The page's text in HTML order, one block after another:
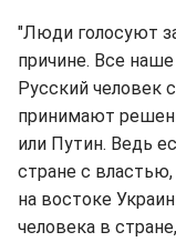
"Люди голосуют
причине. Все
Русский человек
принимают
или Путин. Ведь
стране с
на востоке
человека в